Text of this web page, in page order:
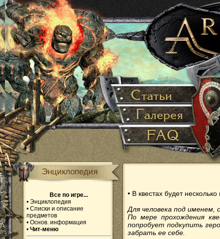
Энциклопедия
Все по игре...
• Энциклопедия
• Списки и описание
предметов
• Основ. информация
• Чит-меню
• В квестах будет
Для человека под
По мере прохождения
попробует подкупить
забрать ее себе.